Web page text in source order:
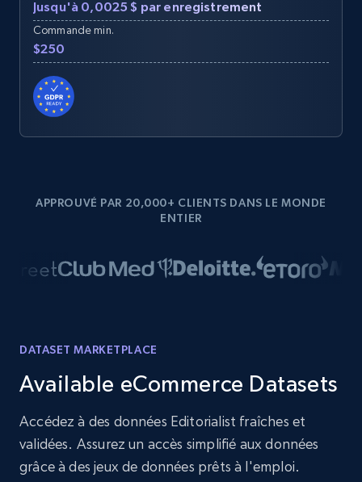
Jusqu'à 0,0025 $ par enregistrement
Commande min.
$250
APPROUVÉ PAR 20,000+ CLIENTS DANS LE MONDE
ENTIER
DATASET MARKETPLACE
Available eCommerce Datasets
Accédez à des données Editorialist fraîches et
validées. Assurez un accès simplifié aux données
grâce à des jeux de données prêts à l'emploi.